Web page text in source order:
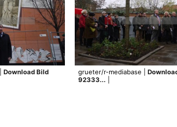
Download Bild
grueter/r-mediabase |
92333...